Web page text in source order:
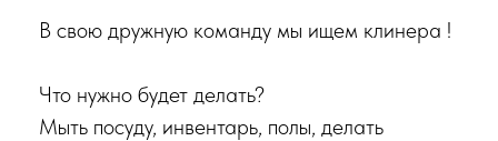
В свою дружную команду мы ищем клинера !
Что нужно будет делать?
Мыть посуду, инвентарь, полы, делать